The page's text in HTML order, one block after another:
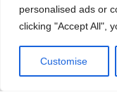
personalised ads or
clicking "Accept All",
Customise